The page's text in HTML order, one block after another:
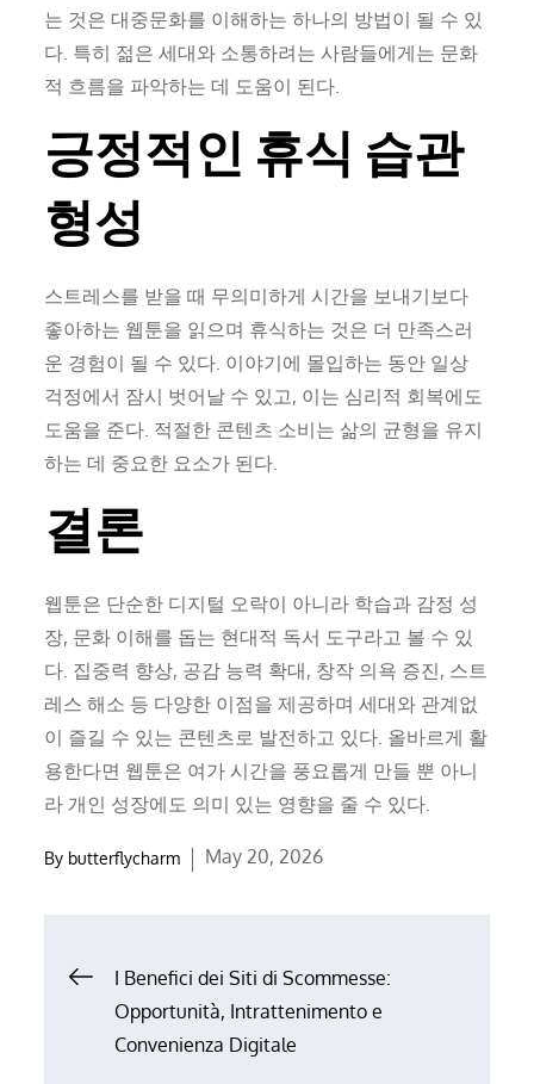
는 것은 대중문화를 이해하는 하나의 방법이 될 수 있
다. 특히 젊은 세대와 소통하려는 사람들에게는 문화
적 흐름을 파악하는 데 도움이 된다.
긍정적인 휴식 습관
형성
스트레스를 받을 때 무의미하게 시간을 보내기보다
좋아하는 웹툰을 읽으며 휴식하는 것은 더 만족스러
운 경험이 될 수 있다. 이야기에 몰입하는 동안 일상
걱정에서 잠시 벗어날 수 있고, 이는 심리적 회복에도
도움을 준다. 적절한 콘텐츠 소비는 삶의 균형을 유지
하는 데 중요한 요소가 된다.
결론
웹툰은 단순한 디지털 오락이 아니라 학습과 감정 성
장, 문화 이해를 돕는 현대적 독서 도구라고 볼 수 있
다. 집중력 향상, 공감 능력 확대, 창작 의욕 증진, 스트
레스 해소 등 다양한 이점을 제공하며 세대와 관계없
이 즐길 수 있는 콘텐츠로 발전하고 있다. 올바르게 활
용한다면 웹툰은 여가 시간을 풍요롭게 만들 뿐 아니
라 개인 성장에도 의미 있는 영향을 줄 수 있다.
By butterflycharm
Posted
May 20, 2026
Post
navigation
I Benefici dei Siti di Scommesse:
Opportunità, Intrattenimento e
Convenienza Digitale